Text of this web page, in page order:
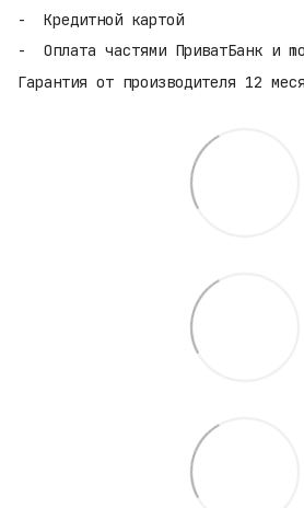
Кредитной картой
Оплата частями ПриватБанк и
Гарантия от производителя 12